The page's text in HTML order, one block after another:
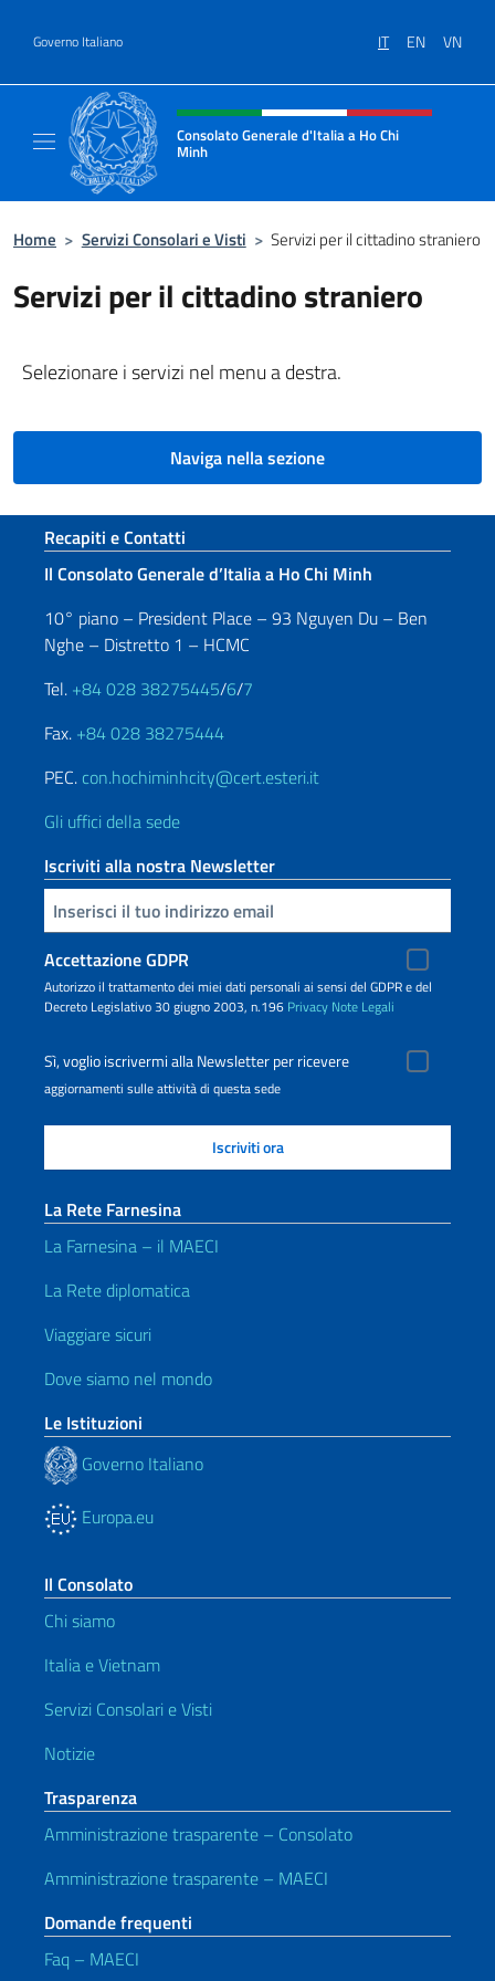
Governo Italiano IT EN VN
Intestazione sito, social e menù
Consolato Generale d'Italia a Ho Chi
Minh
Home > Servizi Consolari e Visti > Servizi per il cittadino straniero
Servizi per il cittadino straniero
Selezionare i servizi nel menu a destra.
Naviga nella sezione
Sezione footer
Recapiti e Contatti
Il Consolato Generale d’Italia a Ho Chi Minh
10° piano – President Place – 93 Nguyen Du – Ben
Nghe – Distretto 1 – HCMC
Tel. +84 028 38275445/6/7
Fax. +84 028 38275444
PEC. con.hochiminhcity@cert.esteri.it
Gli uffici della sede
Iscriviti alla nostra Newsletter
Inserisci la tua email
Accettazione GDPR
Autorizzo il trattamento dei miei dati personali ai sensi del GDPR e del
Decreto Legislativo 30 giugno 2003, n.196 Privacy Note Legali
Sì, voglio iscrivermi alla Newsletter per ricevere
aggiornamenti sulle attività di questa sede
La Rete Farnesina
La Farnesina – il MAECI
La Rete diplomatica
Viaggiare sicuri
Dove siamo nel mondo
Le Istituzioni
Governo Italiano
Europa.eu
Il Consolato
Chi siamo
Italia e Vietnam
Servizi Consolari e Visti
Notizie
Trasparenza
Amministrazione trasparente – Consolato
Amministrazione trasparente – MAECI
Domande frequenti
Faq – MAECI